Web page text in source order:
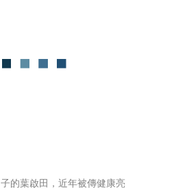
的葉啟田，近年被傳健康亮